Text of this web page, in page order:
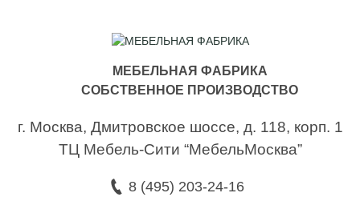
МЕБЕЛЬНАЯ ФАБРИКА
СОБСТВЕННОЕ ПРОИЗВОДСТВО
г. Москва, Дмитровское шоссе, д. 118, корп. 1
ТЦ Мебель-Сити “МебельМосква”
8 (495) 203-24-16